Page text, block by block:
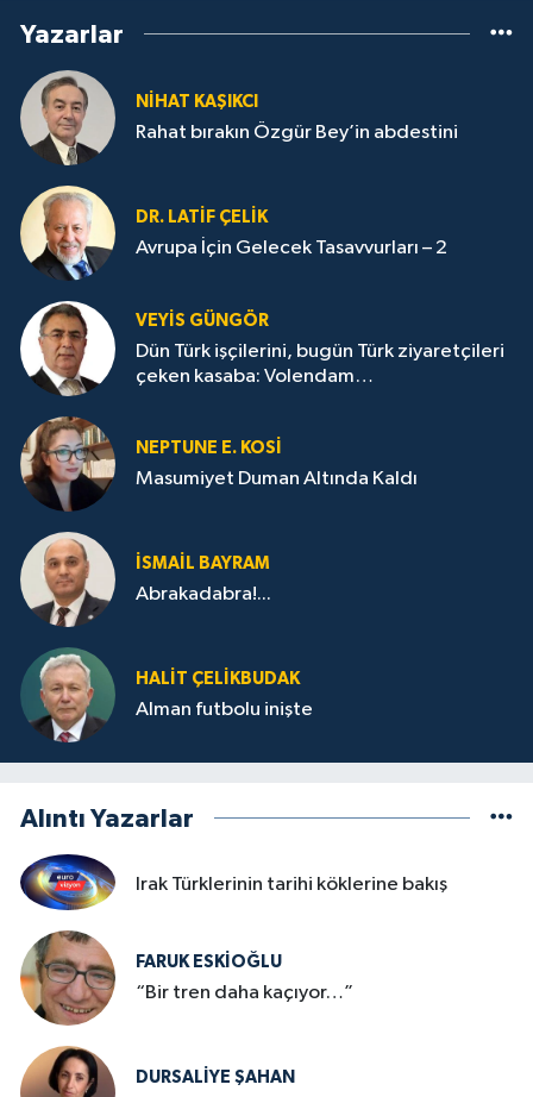
Yazarlar
NİHAT KAŞIKCI
Rahat bırakın Özgür Bey’in abdestini
DR. LATİF ÇELİK
Avrupa İçin Gelecek Tasavvurları – 2
VEYIS GÜNGÖR
Dün Türk işçilerini, bugün Türk ziyaretçileri
çeken kasaba: Volendam…
NEPTUNE E. KOSİ
Masumiyet Duman Altında Kaldı
İSMAİL BAYRAM
Abrakadabra!...
HALIT ÇELİKBUDAK
Alman futbolu inişte
Alıntı Yazarlar
Irak Türklerinin tarihi köklerine bakış
FARUK ESKİOĞLU
“Bir tren daha kaçıyor…”
DURSALIYE ŞAHAN